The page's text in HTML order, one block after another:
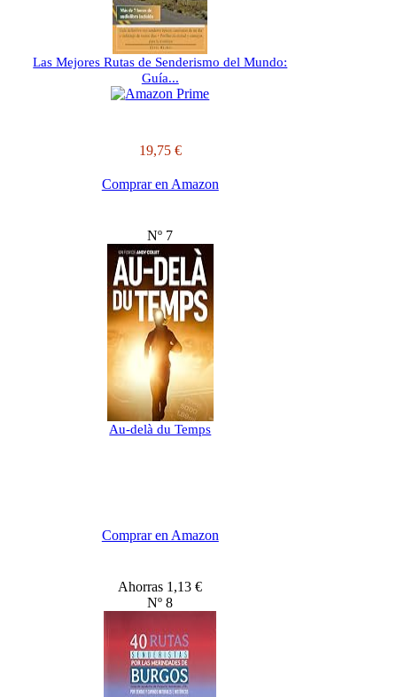
Las Mejores Rutas de Senderismo del Mundo:
Guía...
19,75 €
Comprar en Amazon
Nº 7
Au-delà du Temps
Comprar en Amazon
Ahorras 1,13 €
Nº 8